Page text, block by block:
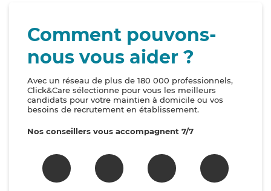
Comment pouvons-
nous vous aider ?
Avec un réseau de plus de 180 000 professionnels,
Click&Care sélectionne pour vous les meilleurs
candidats pour votre maintien à domicile ou vos
besoins de recrutement en établissement.
Nos conseillers vous accompagnent 7/7